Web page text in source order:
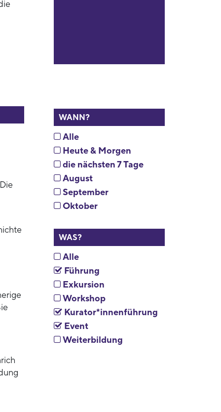
WANN?
Alle
Heute & Morgen
die nächsten 7 Tage
August
September
Oktober
WAS?
Alle
Führung
Exkursion
Workshop
Kurator*innenführung
Event
Weiterbildung